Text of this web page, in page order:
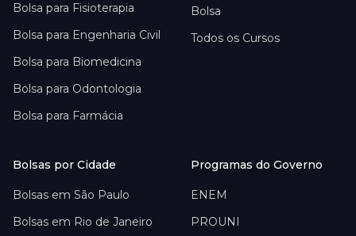
Bolsa para Fisioterapia
Bolsa para Engenharia Civil
Bolsa para Biomedicina
Bolsa para Odontologia
Bolsa para Farmácia
Bolsa
Todos os Cursos
Bolsas por Cidade
Bolsas em São Paulo
Bolsas em Rio de Janeiro
Programas do Governo
ENEM
PROUNI